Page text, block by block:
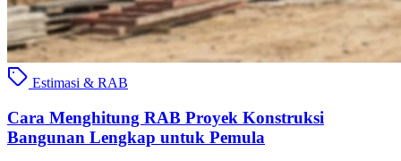
Estimasi & RAB
Cara Menghitung RAB Proyek Konstruksi
Bangunan Lengkap untuk Pemula